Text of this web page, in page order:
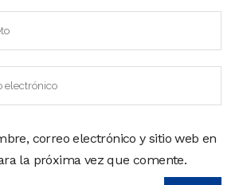
correo electrónico y sitio web en
la próxima vez que comente.